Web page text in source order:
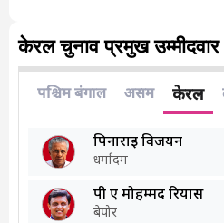
केरल चुनाव प्रमुख